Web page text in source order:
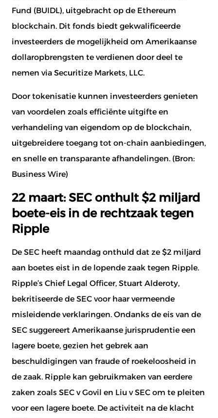
Fund (BUIDL), uitgebracht op de Ethereum
blockchain. Dit fonds biedt gekwalificeerde
investeerders de mogelijkheid om Amerikaanse
dollaropbrengsten te verdienen door deel te
nemen via Securitize Markets, LLC.
Door tokenisatie kunnen investeerders genieten
van voordelen zoals efficiënte uitgifte en
verhandeling van eigendom op de blockchain,
uitgebreidere toegang tot on-chain aanbiedingen,
en snelle en transparante afhandelingen. (Bron:
Business Wire)
22 maart: SEC onthult $2 miljard
boete-eis in de rechtzaak tegen
Ripple
De SEC heeft maandag onthuld dat ze $2 miljard
aan boetes eist in de lopende zaak tegen Ripple.
Ripple’s Chief Legal Officer, Stuart Alderoty,
bekritiseerde de SEC voor haar vermeende
misleidende verklaringen. Ondanks de eis van de
SEC suggereert Amerikaanse jurisprudentie een
lagere boete, gezien het gebrek aan
beschuldigingen van fraude of roekeloosheid in
de zaak. Ripple kan gebruikmaken van eerdere
zaken zoals SEC v Govil en Liu v SEC om te pleiten
voor een lagere boete. De activiteit na de klacht
Document aanvragen
Naam*
E-mail
Meld je aan voor de nieuwsbrief
Naam*
E-mail*